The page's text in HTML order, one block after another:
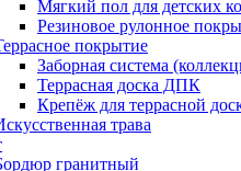
Мягкий пол для детских
Резиновое рулонное
покрытие
Заборная система
Террасная доска ДПК
Крепёж для террасной
трава
гранитный